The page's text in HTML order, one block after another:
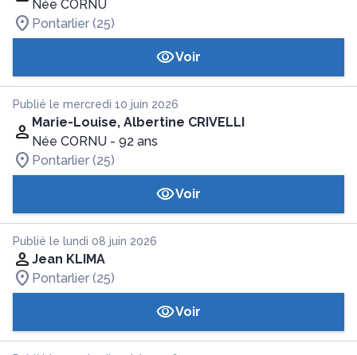
Née CORNU
Pontarlier (25)
Voir
Publié le mercredi 10 juin 2026
Marie-Louise, Albertine CRIVELLI
Née CORNU - 92 ans
Pontarlier (25)
Voir
Publié le lundi 08 juin 2026
Jean KLIMA
Pontarlier (25)
Voir